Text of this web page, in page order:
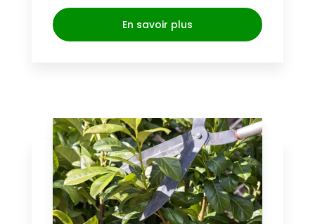
En savoir plus